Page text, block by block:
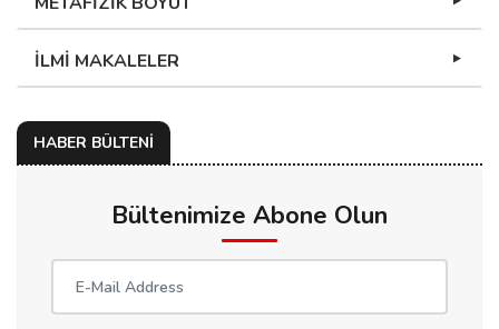
İLMİ MAKALELER
HABER BÜLTENİ
Bültenimize Abone Olun